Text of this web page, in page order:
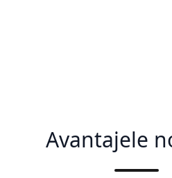
Avantajele